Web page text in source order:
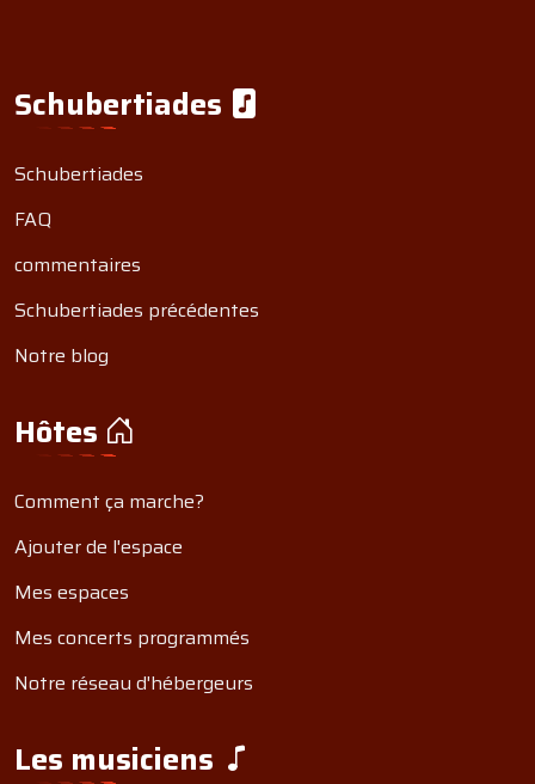
Schubertiades
Schubertiades
FAQ
commentaires
Schubertiades précédentes
Notre blog
Hôtes
Comment ça marche?
Ajouter de l'espace
Mes espaces
Mes concerts programmés
Notre réseau d'hébergeurs
Les musiciens